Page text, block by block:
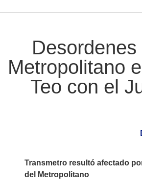
Metropolitano
Teo con el
Transmetro resultó afectado
del Metropolitano